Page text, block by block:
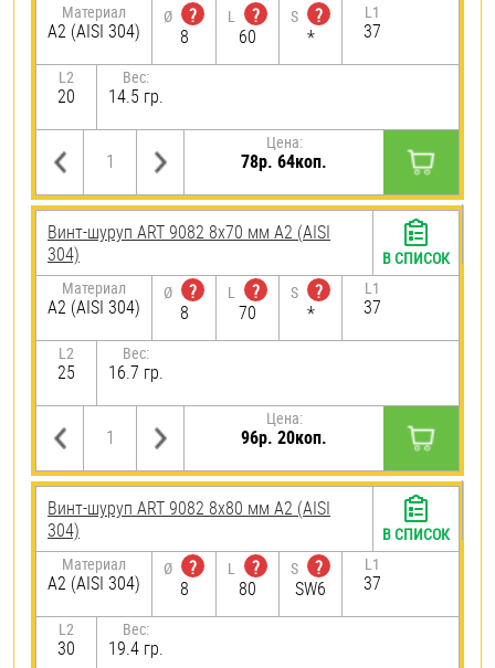
Материал
А2 (AISI 304)
Ø
?
8
L
?
60
S
?
*
L1
37
L2
20
Вес:
14.5 гр.
Цена:
78р. 64коп.
Винт-шуруп ART 9082 8х70 мм А2 (AISI
304)
Материал
А2 (AISI 304)
Ø
?
8
L
?
70
S
?
*
L1
37
L2
25
Вес:
16.7 гр.
Цена:
96р. 20коп.
В СПИСОК
Винт-шуруп ART 9082 8х80 мм А2 (AISI
304)
Материал
А2 (AISI 304)
Ø
?
8
L
?
80
S
?
SW6
L1
37
L2
30
Вес:
19.4 гр.
В СПИСОК